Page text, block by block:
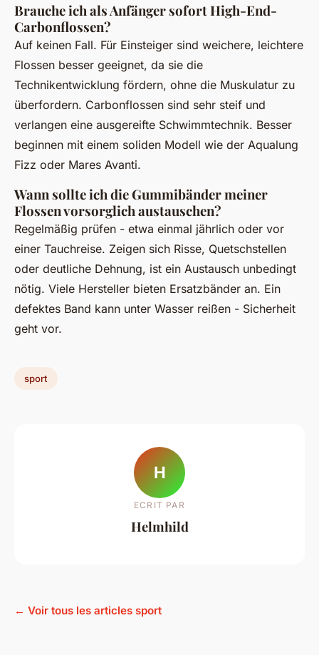
Brauche ich als Anfänger sofort High-End-
Carbonflossen?
Auf keinen Fall. Für Einsteiger sind weichere, leichtere
Flossen besser geeignet, da sie die
Technikentwicklung fördern, ohne die Muskulatur zu
überfordern. Carbonflossen sind sehr steif und
verlangen eine ausgereifte Schwimmtechnik. Besser
beginnen mit einem soliden Modell wie der Aqualung
Fizz oder Mares Avanti.
Wann sollte ich die Gummibänder meiner
Flossen vorsorglich austauschen?
Regelmäßig prüfen - etwa einmal jährlich oder vor
einer Tauchreise. Zeigen sich Risse, Quetschstellen
oder deutliche Dehnung, ist ein Austausch unbedingt
nötig. Viele Hersteller bieten Ersatzbänder an. Ein
defektes Band kann unter Wasser reißen - Sicherheit
geht vor.
sport
H
ECRIT PAR
Helmhild
← Voir tous les articles sport